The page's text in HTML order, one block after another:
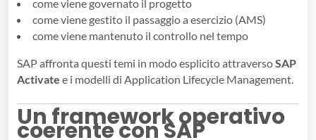
come viene governato il progetto
come viene gestito il passaggio a esercizio (AMS)
come viene mantenuto il controllo nel tempo
SAP affronta questi temi in modo esplicito attraversoSAP
Activate e i modelli di Application Lifecycle Management.
Un framework operativo
coerente con SAP